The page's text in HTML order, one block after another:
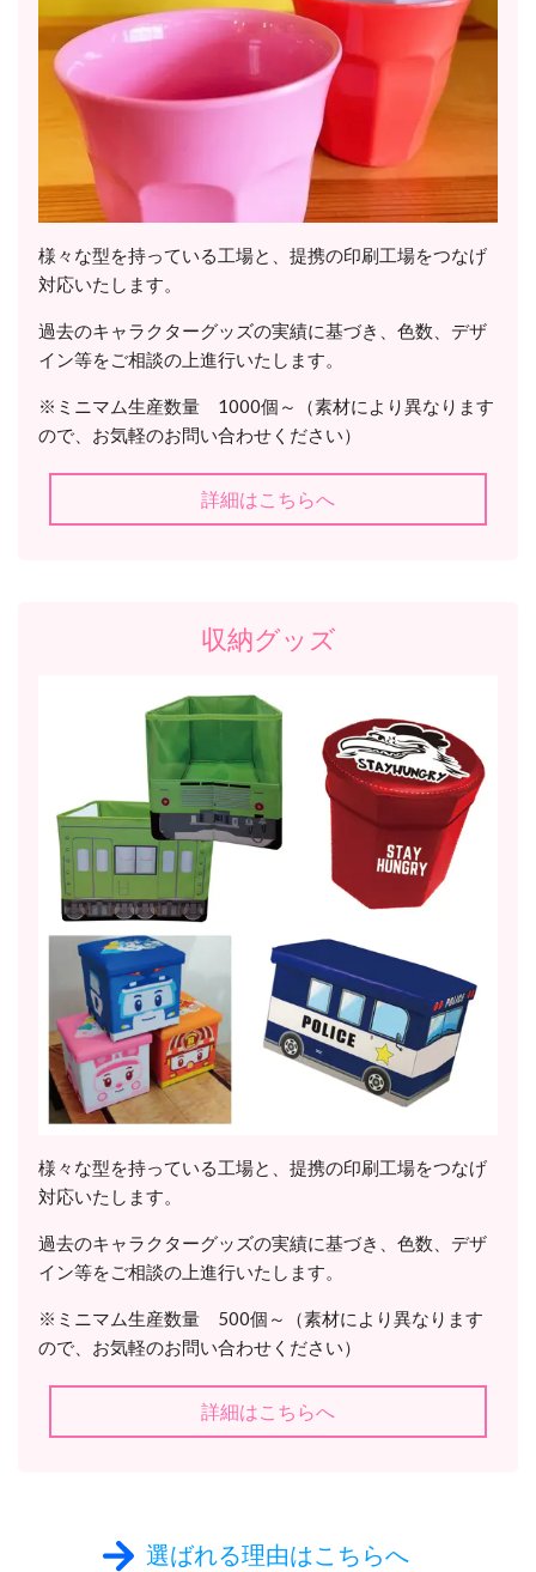
様々な型を持っている工場と、提携の印刷工場をつなげ
対応いたします。
過去のキャラクターグッズの実績に基づき、色数、デザ
イン等をご相談の上進行いたします。
※ミニマム生産数量 1000個～（素材により異なります
ので、お気軽のお問い合わせください）
詳細はこちらへ
収納グッズ
様々な型を持っている工場と、提携の印刷工場をつなげ
対応いたします。
過去のキャラクターグッズの実績に基づき、色数、デザ
イン等をご相談の上進行いたします。
※ミニマム生産数量 500個～（素材により異なります
ので、お気軽のお問い合わせください）
詳細はこちらへ
選ばれる理由はこちらへ